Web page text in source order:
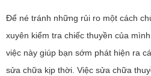
Để né tránh những rủi ro một cách
xuyên kiểm tra chiếc thuyền của
việc này giúp bạn sớm phát hiện ra
sửa chữa kịp thời. Việc sửa chữa